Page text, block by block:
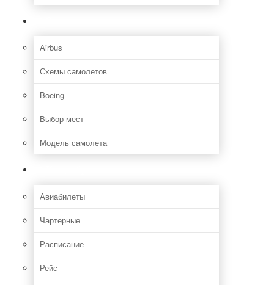
Airbus
Схемы самолетов
Boeing
Выбор мест
Модель самолета
Авиабилеты
Чартерные
Расписание
Рейс